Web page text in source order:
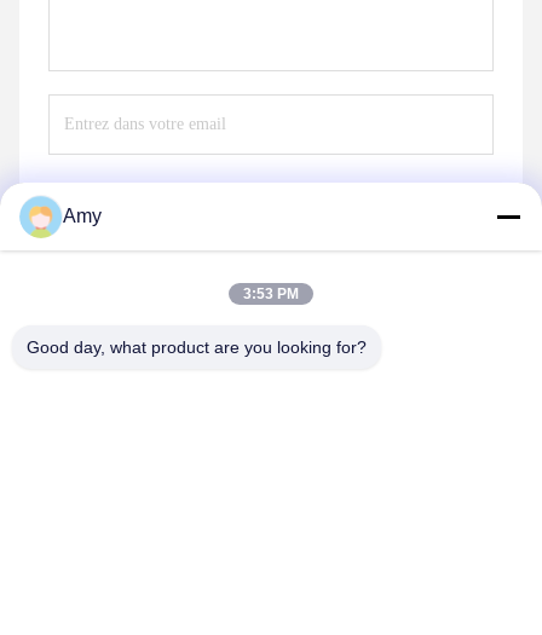
Amy
3:53 PM
Good day, what product are you looking for?